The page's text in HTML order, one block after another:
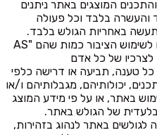
המוצגים באתר ניתנים
והעשרה בלבד וכל פעולה
באחריות הגולש בלבד.
התכנים באתר מוצעים לשימוש הציבור כמות שהם "AS
טענה, תביעה או דרישה כלפי
יכולותיהם, מגבלותיהם ו/או
באתר, או על פי מידע המוצג
של הגולש באתר.
באתר לנהוג בזהירות,